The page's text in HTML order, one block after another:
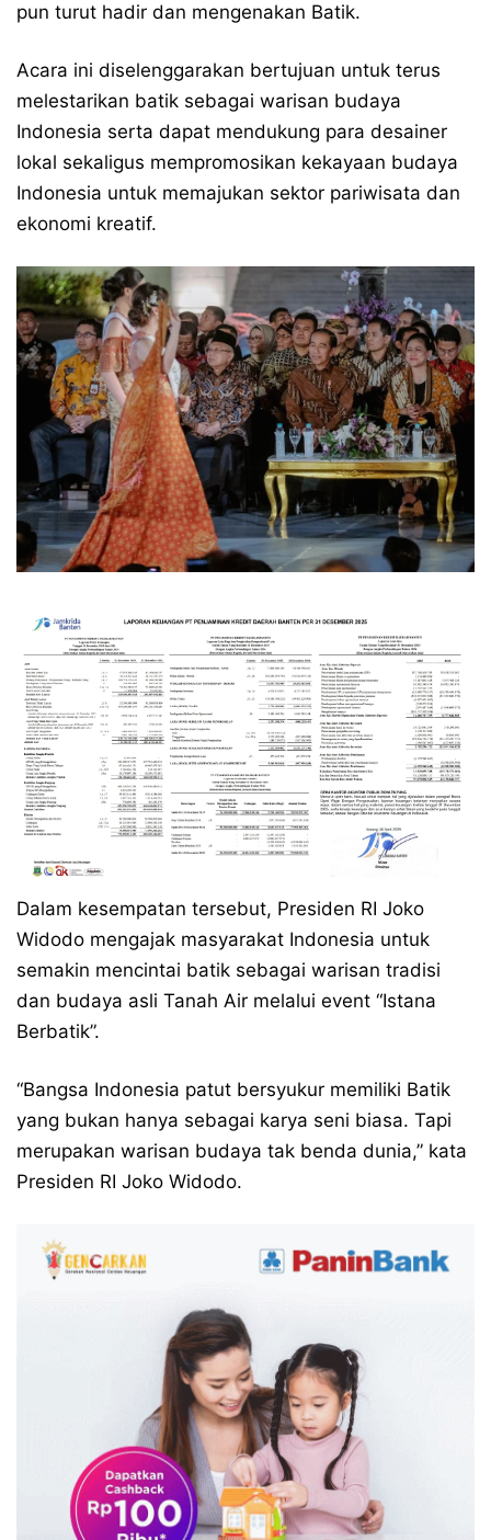
pun turut hadir dan mengenakan Batik.
Acara ini diselenggarakan bertujuan untuk terus
melestarikan batik sebagai warisan budaya
Indonesia serta dapat mendukung para desainer
lokal sekaligus mempromosikan kekayaan budaya
Indonesia untuk memajukan sektor pariwisata dan
ekonomi kreatif.
Dalam kesempatan tersebut, Presiden RI Joko
Widodo mengajak masyarakat Indonesia untuk
semakin mencintai batik sebagai warisan tradisi
dan budaya asli Tanah Air melalui event “Istana
Berbatik”.
“Bangsa Indonesia patut bersyukur memiliki Batik
yang bukan hanya sebagai karya seni biasa. Tapi
merupakan warisan budaya tak benda dunia,” kata
Presiden RI Joko Widodo.